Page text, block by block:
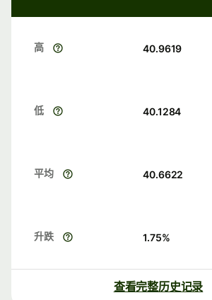
高 40.9619
低 40.1284
平均 40.6622
升跌 1.75%
查看完整历史记录